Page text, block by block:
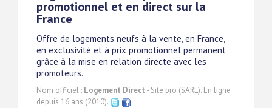
promotionnel et en direct sur la
France
Offre de logements neufs à la vente, en France,
en exclusivité et à prix promotionnel permanent
grâce à la mise en relation directe avec les
promoteurs.
Nom officiel : Logement Direct - Site pro (SARL). En ligne
depuis 16 ans (2010).